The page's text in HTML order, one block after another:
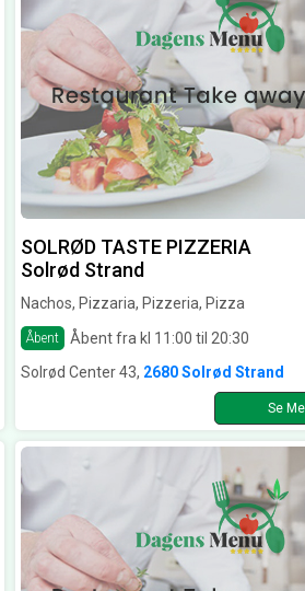
SOLRØD TASTE PIZZERIA
Solrød Strand
Nachos, Pizzaria, Pizzeria, Pizza
Åbent
Åbent fra kl 11:00 til 20:30
Solrød Center 43, 2680 Solrød Strand
Se